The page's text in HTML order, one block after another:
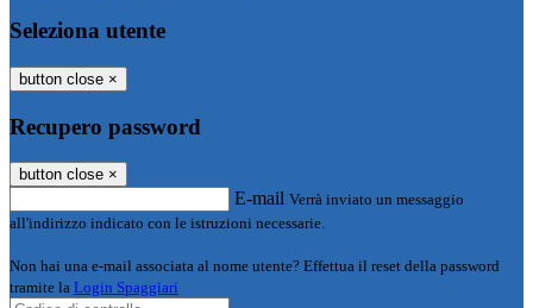
Seleziona utente
button close ×
Recupero password
button close ×
E-mail Verrà inviato un messaggio
all'indirizzo indicato con le istruzioni necessarie.
Non hai una e-mail associata al nome utente? Effettua il reset della password
tramite la Login Spaggiari